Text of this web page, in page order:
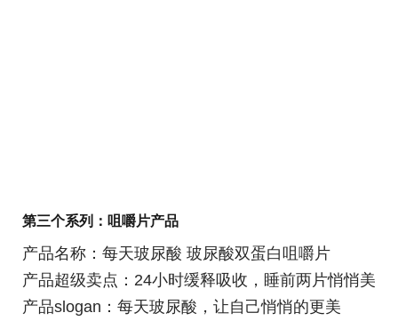
第三个系列：咀嚼片产品
产品名称：每天玻尿酸 玻尿酸双蛋白咀嚼片
产品超级卖点：24小时缓释吸收，睡前两片悄悄美
产品slogan：每天玻尿酸，让自己悄悄的更美